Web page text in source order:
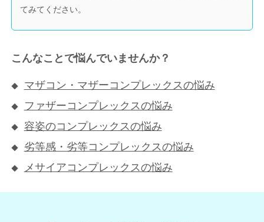
てみてください。
こんなことで悩んでいませんか？
マザコン・マザーコンプレックスの悩み
ファザーコンプレックスの悩み
容姿のコンプレックスの悩み
劣等感・劣等コンプレックスの悩み
メサイアコンプレックスの悩み